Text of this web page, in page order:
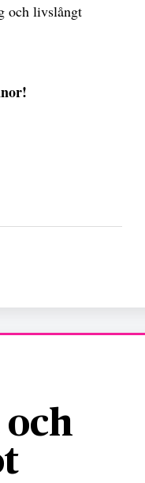
och livslångt